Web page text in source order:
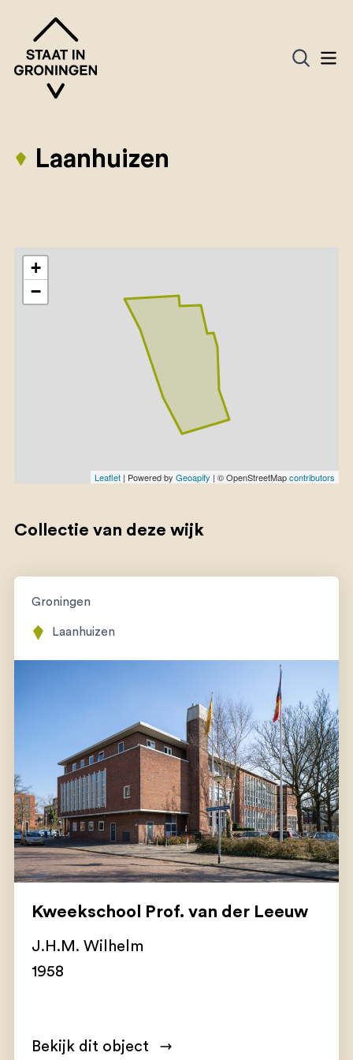
Laanhuizen
+
−
Leaflet | Powered byGeoapify | © OpenStreetMapcontributors
Collectie van deze wijk
Groningen
Laanhuizen
Kweekschool Prof. van der Leeuw
J.H.M. Wilhelm
1958
Bekijk dit object